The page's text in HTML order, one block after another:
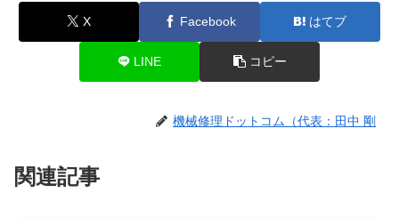
X Facebook はてブ
LINE コピー
機械修理ドットコム（代表：田中 剛
関連記事